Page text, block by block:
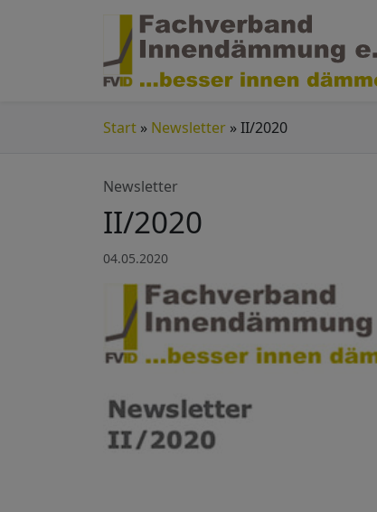
Start » Newsletter »II/2020
Newsletter
II/2020
04.05.2020